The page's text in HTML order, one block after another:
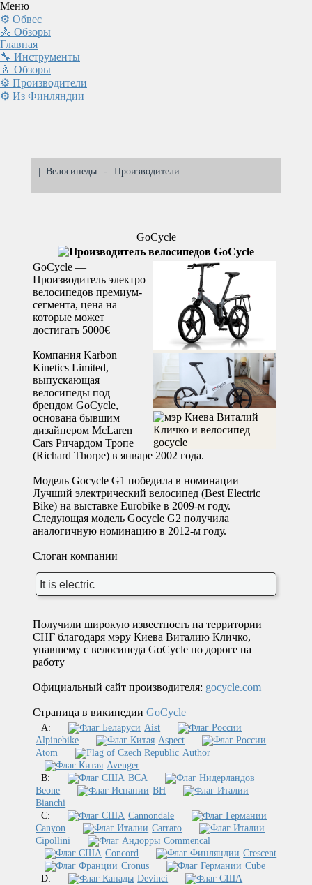
Меню
⚙ Обвес
🚴 Обзоры
Главная
🔧 Инструменты
🚴 Обзоры
⚙ Производители
⚙ Из Финляндии
Велосипеды - Производители
GoCycle
GoCycle —
Производитель электро
велосипедов премиум-
сегмента, цена на
которые может
достигать 5000€
Компания Karbon
Kinetics Limited,
выпускающая
велосипеды под
брендом GoCycle,
основана бывшим
дизайнером McLaren
Cars Ричардом Тропе
(Richard Thorpe) в январе 2002 года.
Модель Gocycle G1 победила в номинации
Лучший электрический велосипед (Best Electric
Bike) на выставке Eurobike в 2009-м году.
Следующая модель Gocycle G2 получила
аналогичную номинацию в 2012-м году.
Слоган компании
It is electric
Получили широкую известность на территории
СНГ благодаря мэру Киева Виталию Кличко,
упавшему с велосипеда GoCycle по дороге на
работу
Официальный сайт производителя: gocycle.com
Страница в википедии GoCycle
A:
Aist
Alpinebike
Aspect
Atom
Author
Avenger
B:
BCA
Beone
BH
Bianchi
C:
Cannondale
Canyon
Carraro
Cipollini
Commencal
Concord
Crescent
Cronus
Cube
D:
Devinci